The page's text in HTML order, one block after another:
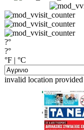
?°
?°
°F | °C
invalid location provided